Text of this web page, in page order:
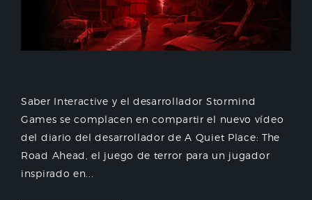
Saber Interactive y el desarrollador Stormind
Games se complacen en compartir el nuevo vídeo
del diario del desarrollador de A Quiet Place: The
Road Ahead, el juego de terror para un jugador
inspirado en...